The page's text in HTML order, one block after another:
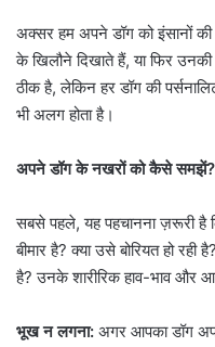
अक्सर हम अपने डॉग को इंसानों
के खिलौने दिखाते हैं, या फिर
ठीक है, लेकिन हर डॉग की
भी अलग होता है।
अपने डॉग के नखरों को कैसे समझें?
सबसे पहले, यह पहचानना ज़रूरी है
बीमार है? क्या उसे बोरियत हो
है? उनके शारीरिक हाव-भाव और
भूख न लगना: अगर आपका डॉग